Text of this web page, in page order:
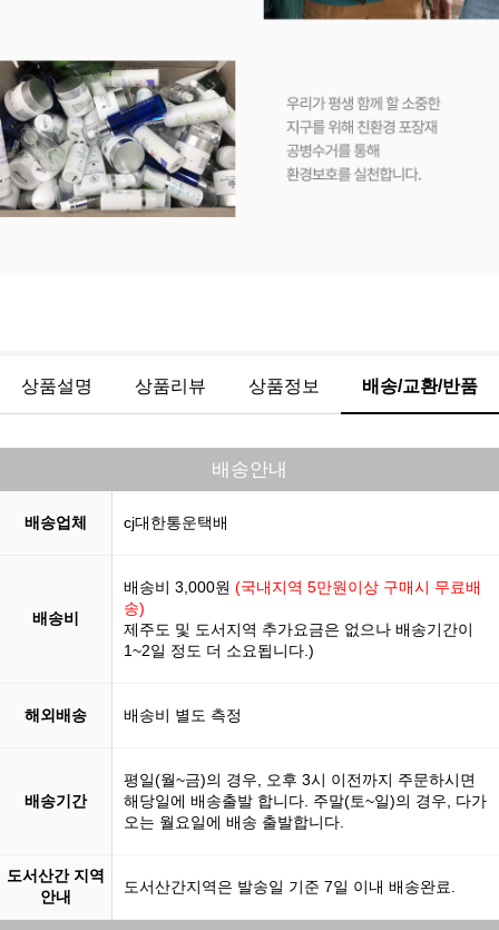
상품설명 상품리뷰 상품정보 배송/교환/반품
배송안내
배송업체 cj대한통운택배
배송비
배송비 3,000원 (국내지역 5만원이상 구매시 무료배
송)
제주도 및 도서지역 추가요금은 없으나 배송기간이
1~2일 정도 더 소요됩니다.)
해외배송 배송비 별도 측정
배송기간
평일(월~금)의 경우, 오후 3시 이전까지 주문하시면
해당일에 배송출발 합니다. 주말(토~일)의 경우, 다가
오는 월요일에 배송 출발합니다.
도서산간 지역
안내
도서산간지역은 발송일 기준 7일 이내 배송완료.